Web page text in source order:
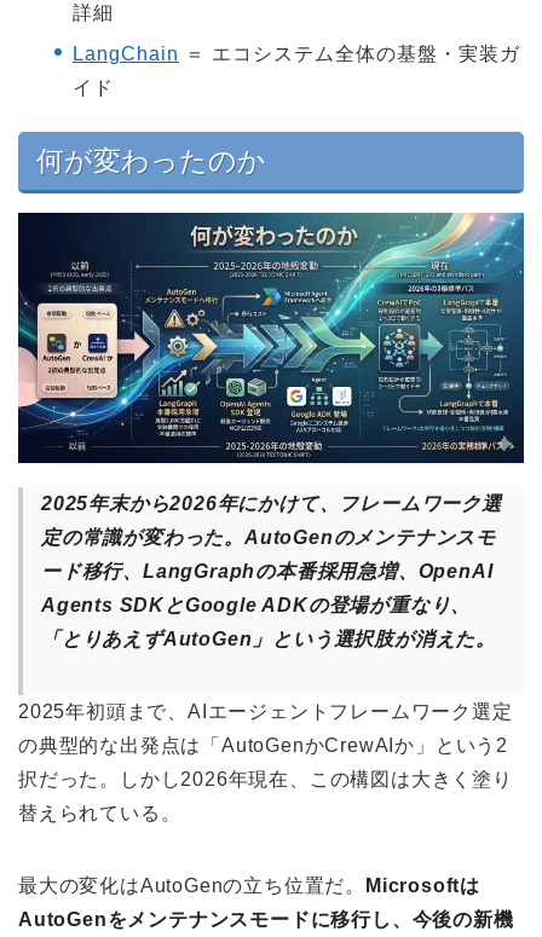
詳細
LangChain
＝ エコシステム全体の基盤・実装ガ
イド
何が変わったのか
2025年末から2026年にかけて、フレームワーク選
定の常識が変わった。AutoGenのメンテナンスモ
ード移行、LangGraphの本番採用急増、OpenAI
Agents SDKとGoogle ADKの登場が重なり、
「とりあえずAutoGen」という選択肢が消えた。
2025年初頭まで、AIエージェントフレームワーク選定
の典型的な出発点は「AutoGenかCrewAIか」という2
択だった。しかし2026年現在、この構図は大きく塗り
替えられている。
最大の変化はAutoGenの立ち位置だ。
Microsoftは
AutoGenをメンテナンスモードに移行し、今後の新機